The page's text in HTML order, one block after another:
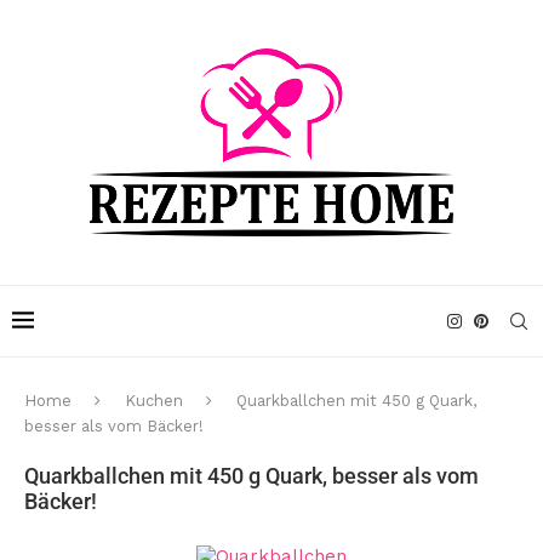
Home Kuchen
Quarkballchen mit 450 g Quark,
besser als vom Bäcker!
Quarkballchen mit 450 g Quark, besser als vom
Bäcker!